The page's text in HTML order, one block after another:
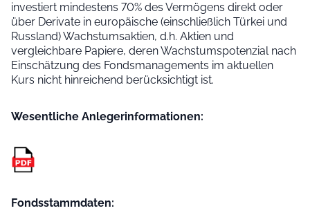
investiert mindestens 70% des Vermögens direkt oder
über Derivate in europäische (einschließlich Türkei und
Russland) Wachstumsaktien, d.h. Aktien und
vergleichbare Papiere, deren Wachstumspotenzial nach
Einschätzung des Fondsmanagements im aktuellen
Kurs nicht hinreichend berücksichtigt ist.
Wesentliche Anleger­informationen:
Fondsstammdaten: